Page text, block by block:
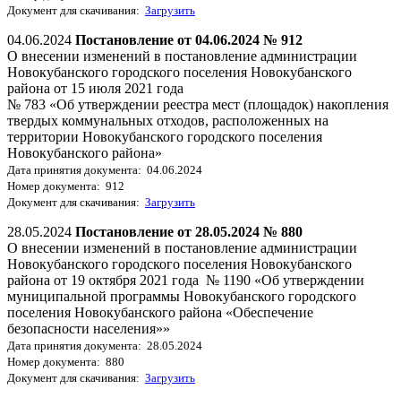
Документ для скачивания: Загрузить
04.06.2024 Постановление от 04.06.2024 № 912
О внесении изменений в постановление администрации
Новокубанского городского поселения Новокубанского
района от 15 июля 2021 года
№ 783 «Об утверждении реестра мест (площадок) накопления
твердых коммунальных отходов, расположенных на
территории Новокубанского городского поселения
Новокубанского района»
Дата принятия документа: 04.06.2024
Номер документа: 912
Документ для скачивания: Загрузить
28.05.2024 Постановление от 28.05.2024 № 880
О внесении изменений в постановление администрации
Новокубанского городского поселения Новокубанского
района от 19 октября 2021 года № 1190 «Об утверждении
муниципальной программы Новокубанского городского
поселения Новокубанского района «Обеспечение
безопасности населения»»
Дата принятия документа: 28.05.2024
Номер документа: 880
Документ для скачивания: Загрузить